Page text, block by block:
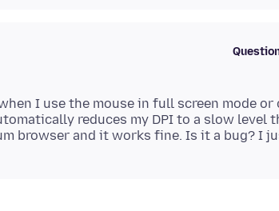
I use the mouse in full screen mode
reduces my DPI to a slow
browser and it works fine. Is it a bug? I